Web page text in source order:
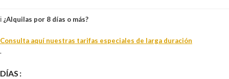
ℹ️ ¿Alquilas por 8 días o más?
Consulta aquí nuestras tarifas especiales de larga duración
.
DÍAS